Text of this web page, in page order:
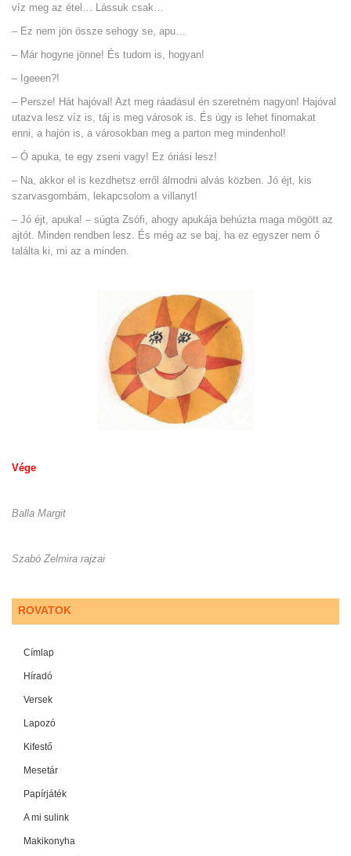
víz meg az étel… Lássuk csak…
– Ez nem jön össze sehogy se, apu…
– Már hogyne jönne! És tudom is, hogyan!
– Igeeen?!
– Persze! Hát hajóval! Azt meg ráadásul én szeretném nagyon! Hajóval
utazva lesz víz is, táj is meg városok is. És úgy is lehet finomakat
enni, a hajón is, a városokban meg a parton meg mindenhol!
– Ó apuka, te egy zseni vagy! Ez óriási lesz!
– Na, akkor el is kezdhetsz erről álmodni alvás közben. Jó éjt, kis
szarvasgombám, lekapcsolom a villanyt!
– Jó éjt, apuka! – súgta Zsófi, ahogy apukája behúzta maga mögött az
ajtót. Minden rendben lesz. És még az se baj, ha ez egyszer nem ő
találta ki, mi az a minden.
Vége
Balla Margit
Szabó Zelmira rajzai
ROVATOK
Címlap
Híradó
Versek
Lapozó
Kifestő
Mesetár
Papírjáték
A mi sulink
Makikonyha